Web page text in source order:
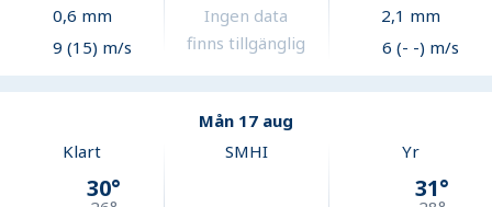
0,6 mm
9 (15) m/s
Ingen data
finns tillgänglig
2,1 mm
6 (- -) m/s
Mån 17 aug
Klart
30°
SMHI Yr
31°